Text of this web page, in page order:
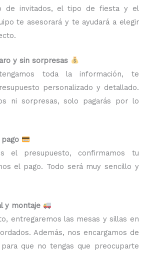
de invitados, el tipo de fiesta y el
te asesorará y te ayudará a elegir
y sin sorpresas
toda la información, te
personalizado y detallado.
ni sorpresas, solo pagarás por lo
el presupuesto, confirmamos tu
el pago. Todo será muy sencillo y
y montaje
entregaremos las mesas y sillas en
Además, nos encargamos de
que no tengas que preocuparte